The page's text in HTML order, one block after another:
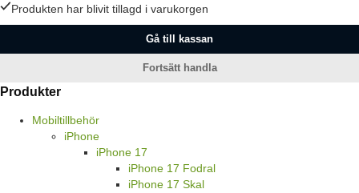
Produkten har blivit tillagd i varukorgen
Gå till kassan
Fortsätt handla
Produkter
Mobiltillbehör
iPhone
iPhone 17
iPhone 17 Fodral
iPhone 17 Skal